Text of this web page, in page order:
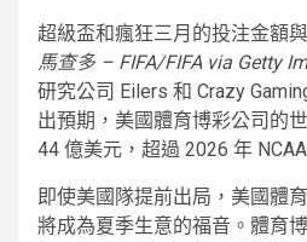
超級盃和瘋狂三月的投注金額
馬查多 – FIFA/FIFA via Getty
研究公司 Eilers 和 Crazy
出預期，美國體育博彩公司的
44 億美元，超過 2026 年
即使美國隊提前出局，美國體
將成為夏季生意的福音。體育